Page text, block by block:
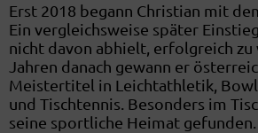
Erst 2018 begann Christian mit
Ein vergleichsweise später
nicht davon abhielt, erfolgreich zu
Jahren danach gewann er
Meistertitel in Leichtathletik,
und Tischtennis. Besonders im
seine sportliche Heimat gefunden.